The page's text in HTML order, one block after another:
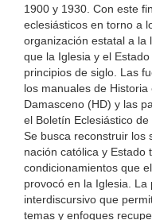
1900 y 1930. Con este
eclesiásticos en torno a
organización estatal a la
que la Iglesia y el
principios de siglo. Las
los manuales de
Damasceno (HD) y las
el Boletín Eclesiástico
Se busca reconstruir los
nación católica y Estado
condicionamientos que
provocó en la Iglesia.
interdiscursivo que
temas y enfoques